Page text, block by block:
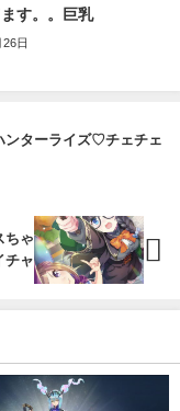
す。。巨乳
日
ンターライズ♡チェチェ
ちゃ
チャ